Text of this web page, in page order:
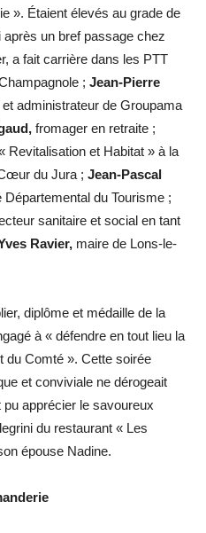
». Étaient élevés au grade de
après un bref passage chez
a fait carrière dans les PTT
; Jean-Pierre
administrateur de Groupama
fromager en retraite ;
Revitalisation et Habitat » à la
du Jura ; Jean-Pascal
du Tourisme ;
sanitaire et social en tant
Ravier, maire de Lons-le-
diplôme et médaille de la
à « défendre en tout lieu la
du Comté ». Cette soirée
et conviviale ne dérogeait
apprécier le savoureux
du restaurant « Les
épouse Nadine.